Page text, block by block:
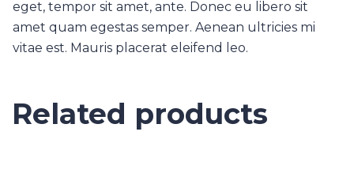
eget, tempor sit amet, ante. Donec eu libero sit
amet quam egestas semper. Aenean ultricies mi
vitae est. Mauris placerat eleifend leo.
Related products